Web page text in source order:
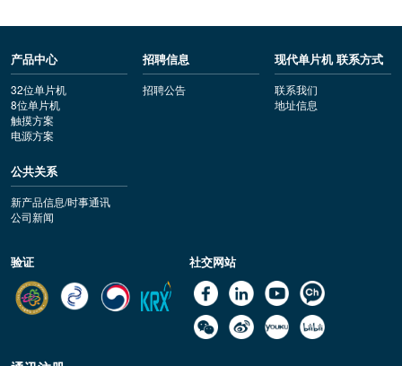
产品中心
32位单片机
8位单片机
触摸方案
电源方案
招聘信息
招聘公告
现代单片机 联系方式
联系我们
地址信息
公共关系
新产品信息/时事通讯
公司新闻
验证 社交网站